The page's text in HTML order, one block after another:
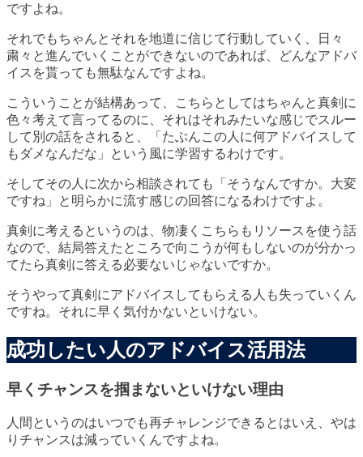
ですよね。
それでもちゃんとそれを地道に信じて行動していく、日々
粛々と進んでいくことができないのであれば、どんなアドバ
イスを貰っても無駄なんですよね。
こういうことが結構あって、こちらとしてはちゃんと真剣に
色々考えて言ってるのに、それはそれみたいな感じでスルー
して別の話をされると、「たぶんこの人に何アドバイスして
もダメなんだな」という風に学習するわけです。
そしてその人に次から相談されても「そうなんですか。大変
ですね」と明らかに流す感じの回答になるわけですよ。
真剣に考えるというのは、物凄くこちらもリソースを使う話
なので、結局答えたところで向こうが何もしないのが分かっ
てたら真剣に答える必要ないじゃないですか。
そうやって真剣にアドバイスしてもらえる人も失っていくん
ですね。それに早く気付かないといけない。
成功したい人のアドバイス活用法
早くチャンスを掴まないといけない理由
人間というのはいつでも再チャレンジできるとはいえ、やは
りチャンスは減っていくんですよね。